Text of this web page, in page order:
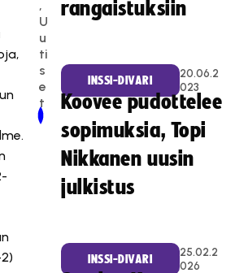
,
U
u
ti
s
e
t
Newer Post
rangaistuksiin
INSSI-DIVARI
20.06.2
023
Koovee pudottelee
sopimuksia, Topi
Nikkanen uusin
julkistus
INSSI-DIVARI
25.02.2
026